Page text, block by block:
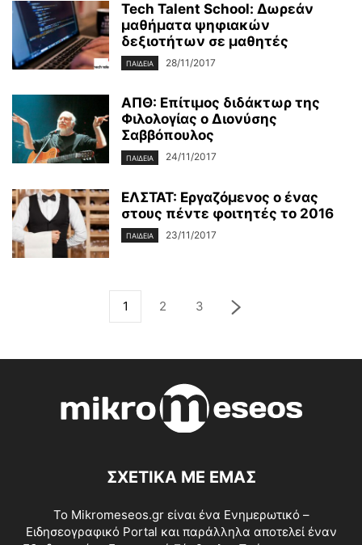
Tech Talent School: Δωρεάν
μαθήματα ψηφιακών
δεξιοτήτων σε μαθητές
ΠΑΙΔΕΊΑ 28/11/2017
ΑΠΘ: Επίτιμος διδάκτωρ της
Φιλολογίας ο Διονύσης
Σαββόπουλος
ΠΑΙΔΕΊΑ 24/11/2017
ΕΛΣΤΑΤ: Εργαζόμενος ο ένας
στους πέντε φοιτητές το 2016
ΠΑΙΔΕΊΑ 23/11/2017
1 2 3
ΣΧΕΤΙΚΑ ΜΕ ΕΜΑΣ
Το Mikromeseos.gr είναι ένα Ενημερωτικό –
Ειδησεογραφικό Portal και παράλληλα αποτελεί έναν